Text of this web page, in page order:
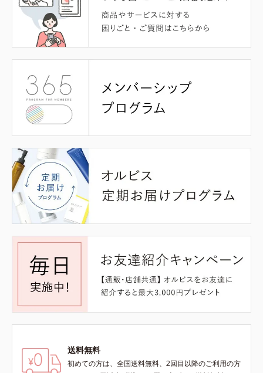
送料無料
初めての方は、全国送料無料、2回目以降のご利用の方